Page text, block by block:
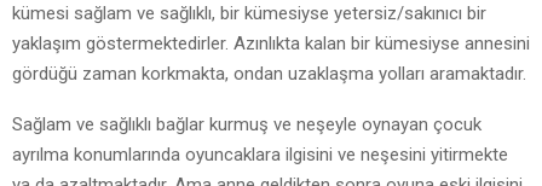
kümesi sağlam ve sağlıklı, bir kümesiyse yetersiz/sakınıcı bir
yaklaşım göstermektedirler. Azınlıkta kalan bir kümesiyse annesini
gördüğü zaman korkmakta, ondan uzaklaşma yolları aramaktadır.
Sağlam ve sağlıklı bağlar kurmuş ve neşeyle oynayan çocuk
ayrılma konumlarında oyuncaklara ilgisini ve neşesini yitirmekte